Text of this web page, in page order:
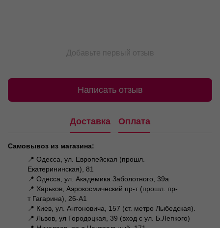
Добавьте первый отзыв
Написать отзыв
Доставка Оплата
Самовывоз из магазина:
📍 Одесса, ул. Европейская (прошл.
Екатерининская), 81
📍 Одесса, ул. Академика Заболотного, 39а
📍 Харьков, Аэрокосмический пр-т (прошл. пр-
т Гагарина), 26-А1
📍 Киев, ул. Антоновича, 157 (ст. метро Лыбедская).
📍 Львов, ул Городоцкая, 39 (вход с ул. Б.Лепкого)